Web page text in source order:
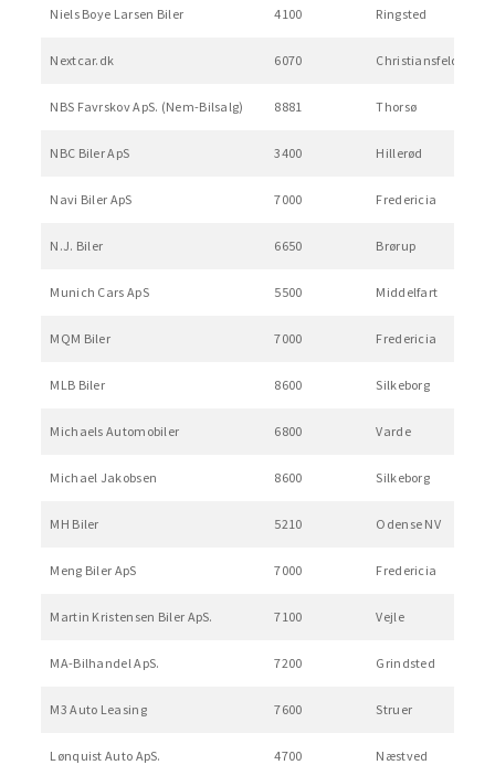
Niels Boye Larsen Biler 4100 Ringsted
Nextcar.dk 6070 Christiansfeld
NBS Favrskov ApS. (Nem-Bilsalg) 8881 Thorsø
NBC Biler ApS 3400 Hillerød
Navi Biler ApS 7000 Fredericia
N.J. Biler 6650 Brørup
Munich Cars ApS 5500 Middelfart
MQM Biler 7000 Fredericia
MLB Biler 8600 Silkeborg
Michaels Automobiler 6800 Varde
Michael Jakobsen 8600 Silkeborg
MH Biler 5210 Odense NV
Meng Biler ApS 7000 Fredericia
Martin Kristensen Biler ApS. 7100 Vejle
MA-Bilhandel ApS. 7200 Grindsted
M3 Auto Leasing 7600 Struer
Lønquist Auto ApS. 4700 Næstved